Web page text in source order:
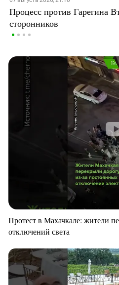
Процесс против Гарегина
сторонников
Протест в Махачкале: жители
отключений света